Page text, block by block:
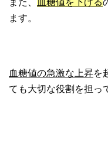
ます。
血糖値の急激な上昇を
ても大切な役割を担っ